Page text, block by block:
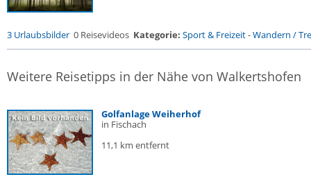
3 Urlaubsbilder 0 Reisevideos Kategorie: Sport & Freizeit-Wandern /
Weitere Reisetipps in der Nähe von Walkertshofen
Golfanlage Weiherhof
in Fischach
11,1 km entfernt